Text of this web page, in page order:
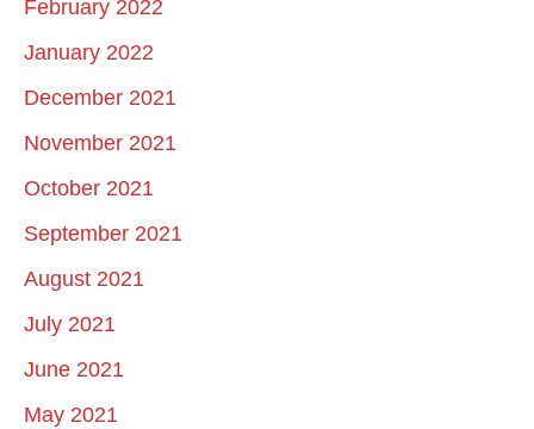
February 2022
January 2022
December 2021
November 2021
October 2021
September 2021
August 2021
July 2021
June 2021
May 2021